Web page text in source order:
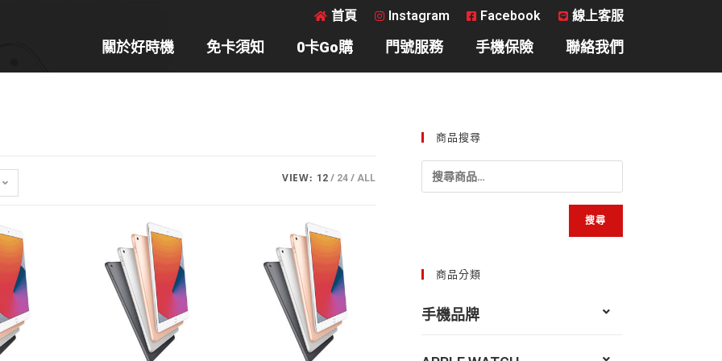
首頁 Instagram Facebook 線上客服
關於好時機 免卡須知 0卡Go購 門號服務 手機保險 聯絡我們
VIEW: 12 24 ALL
商品搜尋
搜尋
商品分類
手機品牌